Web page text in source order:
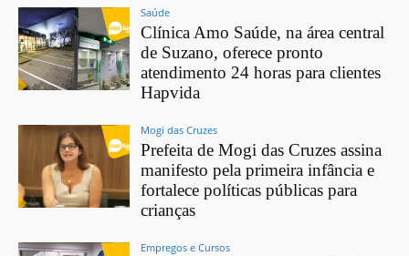
Saúde
Clínica Amo Saúde, na área central
de Suzano, oferece pronto
atendimento 24 horas para clientes
Hapvida
Mogi das Cruzes
Prefeita de Mogi das Cruzes assina
manifesto pela primeira infância e
fortalece políticas públicas para
crianças
Empregos e Cursos